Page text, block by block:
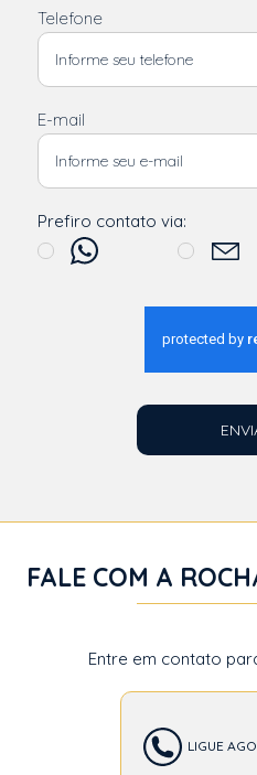
Telefone
E-mail
Prefiro contato via:
FALE COM A
Entre em contato
LIGUE